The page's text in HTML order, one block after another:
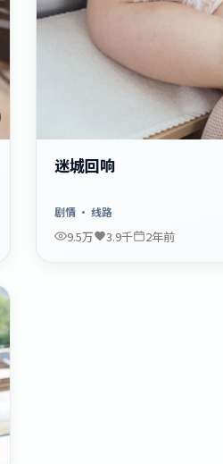
迷城回响
剧情 · 线路
9.5万 3.9千 2年前